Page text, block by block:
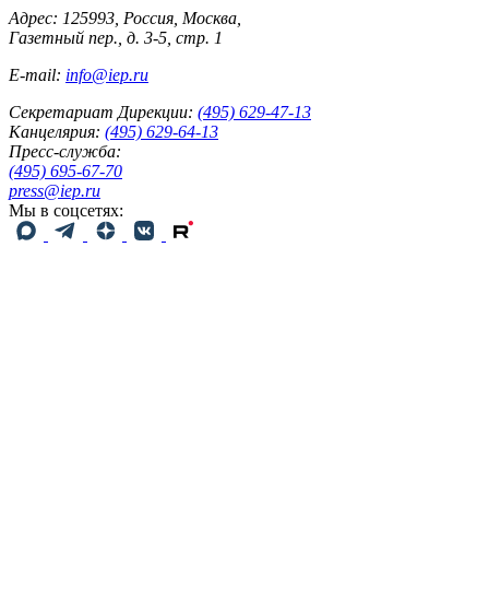
Адрес: 125993, Россия, Москва,
Газетный пер., д. 3-5, стр. 1
E-mail: info@iep.ru
Секретариат Дирекции: (495) 629-47-13
Канцелярия: (495) 629-64-13
Пресс-служба:
(495) 695-67-70
press@iep.ru
Мы в соцсетях: